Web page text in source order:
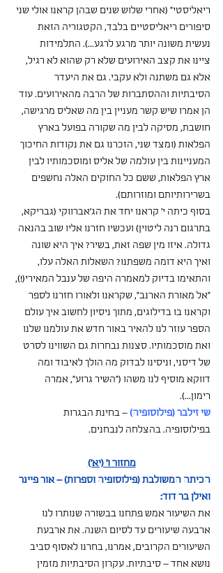
ריאליסטי" (אחרי שלוש שנים שבהן קראנו אולי שני
סיפורים ריאליסטיים בלבד, הקטגוריה הזאת
נעשית משונה יותר מרגע לרגע...). התלמידות
ציינו את קצב האירועים שלא רק שהוא לא רגיל,
אלא גם משתנה ולא עקבי. גם את היעדר
הסיבתיות וההסתברות של הרבה מהאירועים. עוד
הן אמרו שיש קשר מעניין בין מה שאליס מרגישה,
חושבת, מסיקה לבין מה שקורה בפועל בארץ
הפלאות (ומצד שני, הזכרנו גם את נקודות החיכוך
המעניינות בין עולמה של אליס ומוסכמותיו לבין
ארץ הפלאות, ששם כל החוקים האלה נחשפים
בשרירותיותם ומוזרותם).
בסוף כיתה י' קראנו יחד את הג'אברווקי (גבריקא,
בתרגום רנה ליטוין) ועכשיו חזרנו אליו שוב בהנאה
גדולה. איזו מין שפה זאת, בשיר? איך היא שונה
ואיך היא דומה משפתנו? השאלות האלה עלו,
והתאימו בדיוק למאמרה היפה של ענבל המאירי(!),
"אל מאורת הארנב", שקראנו ולאורו חזרנו לספר
וקראנו בו בדילוגים, מתוך ניסיון לחשוב איך עולם
הספר עוזר לנו להאיר באור חדש את עולמנו שלנו
ואת מוסכמותיו. סצנות נבחרות גם השווינו לסרט
של דיסני, וניסינו לבדוק מה הולך לאיבוד ומה
דווקא מוסיף לנו משהו ("השיר גרוע", אמרה
רימון...).
שי זילבר (פילוסופיה)– בחינת הבגרות
בפילוסופיה. בהצלחה לנבחנים.
מחזור ו' (יא')
הכיתה המשולבת (פילוסופיה וספרות) – אור פיינר
ואילן בר דוד:
את השיעור אמש פתחנו בבשורה שנותרו לנו
ארבעה שיעורים עד לסיום השנה. את ארבעת
השיעורים הקרובים, אמרנו, בחרנו לאסוף סביב
נושא אחד – סיבתיות. עקרון הסיבתיות מזמין